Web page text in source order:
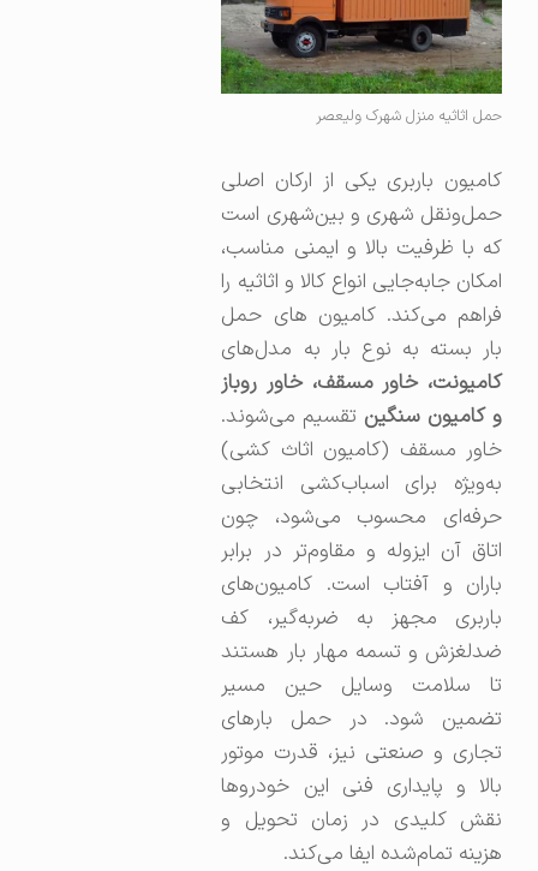
حمل اثاثیه منزل شهرک ولیعصر
کامیون باربری یکی از ارکان اصلی
حمل‌ونقل شهری و بین‌شهری است
که با ظرفیت بالا و ایمنی مناسب،
امکان جابه‌جایی انواع کالا و اثاثیه را
فراهم می‌کند. کامیون های حمل
بار بسته به نوع بار به مدل‌های
کامیونت، خاور مسقف، خاور روباز
و کامیون سنگینتقسیم می‌شوند.
خاور مسقف (کامیون اثاث کشی)
به‌ویژه برای اسباب‌کشی انتخابی
حرفه‌ای محسوب می‌شود، چون
اتاق آن ایزوله و مقاوم‌تر در برابر
باران و آفتاب است. کامیون‌های
باربری مجهز به ضربه‌گیر، کف
ضد‌لغزش و تسمه مهار بار هستند
تا سلامت وسایل حین مسیر
تضمین شود. در حمل بارهای
تجاری و صنعتی نیز، قدرت موتور
بالا و پایداری فنی این خودروها
نقش کلیدی در زمان تحویل و
هزینه تمام‌شده ایفا می‌کند.